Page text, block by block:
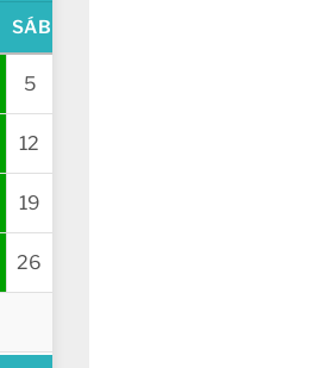
SÁB
5
12
19
26